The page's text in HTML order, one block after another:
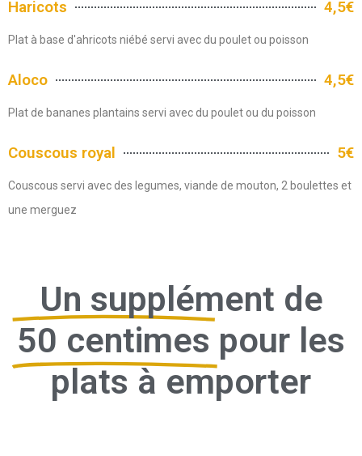
Haricots 4,5€
Plat à base d'ahricots niébé servi avec du poulet ou poisson
Aloco 4,5€
Plat de bananes plantains servi avec du poulet ou du poisson
Couscous royal 5€
Couscous servi avec des legumes, viande de mouton, 2 boulettes et
une merguez
Un supplément de
50 centimes pour les
plats à emporter